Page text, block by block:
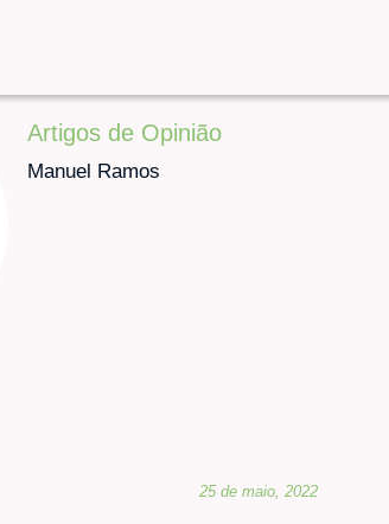
Artigos de Opinião
Manuel Ramos
25 de maio, 2022